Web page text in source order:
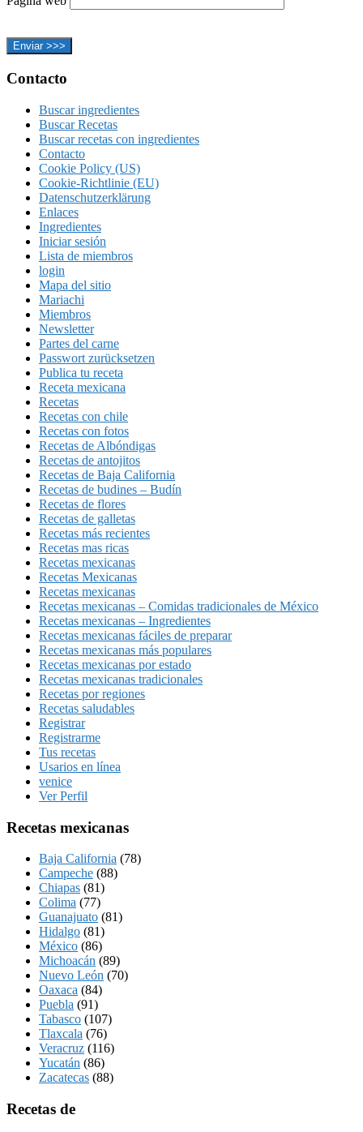
Footer
Contacto
Buscar ingredientes
Buscar Recetas
Buscar recetas con ingredientes
Contacto
Cookie Policy (US)
Cookie-Richtlinie (EU)
Datenschutzerklärung
Enlaces
Ingredientes
Iniciar sesión
Lista de miembros
login
Mapa del sitio
Mariachi
Miembros
Newsletter
Partes del carne
Passwort zurücksetzen
Publica tu receta
Receta mexicana
Recetas
Recetas con chile
Recetas con fotos
Recetas de Albóndigas
Recetas de antojitos
Recetas de Baja California
Recetas de budines – Budín
Recetas de flores
Recetas de galletas
Recetas más recientes
Recetas mas ricas
Recetas mexicanas
Recetas Mexicanas
Recetas mexicanas
Recetas mexicanas – Comidas tradicionales de México
Recetas mexicanas – Ingredientes
Recetas mexicanas fáciles de preparar
Recetas mexicanas más populares
Recetas mexicanas por estado
Recetas mexicanas tradicionales
Recetas por regiones
Recetas saludables
Registrar
Registrarme
Tus recetas
Usarios en línea
venice
Ver Perfil
Recetas mexicanas
Baja California (78)
Campeche (88)
Chiapas (81)
Colima (77)
Guanajuato (81)
Hidalgo (81)
México (86)
Michoacán (89)
Nuevo León (70)
Oaxaca (84)
Puebla (91)
Tabasco (107)
Tlaxcala (76)
Veracruz (116)
Yucatán (86)
Zacatecas (88)
Recetas de